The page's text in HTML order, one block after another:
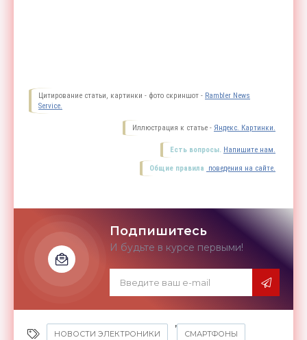
Цитирование статьи, картинки - фото скриншот - Rambler News
Service.
Иллюстрация к статье - Яндекс. Картинки.
Есть вопросы. Напишите нам.
Общие правила поведения на сайте.
Подпишитесь
И будьте в курсе первыми!
НОВОСТИ ЭЛЕКТРОНИКИ
,
СМАРТФОНЫ